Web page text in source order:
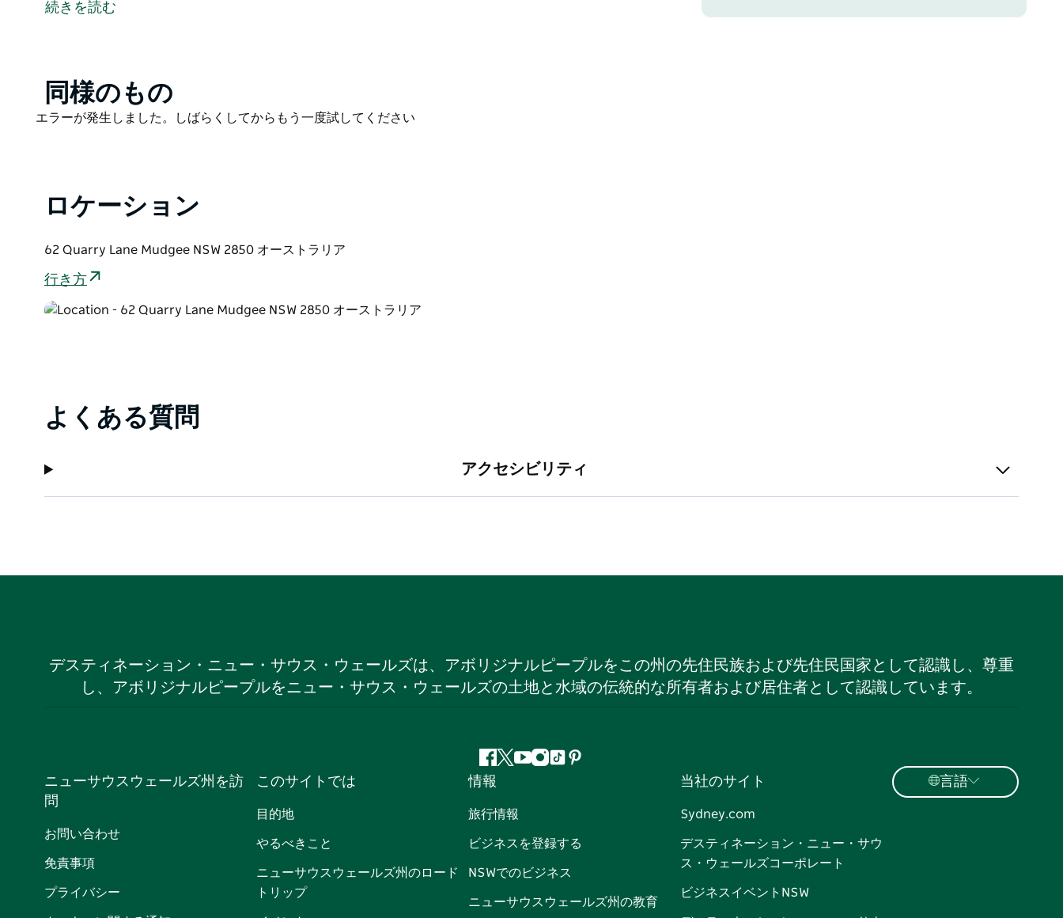
革新と伝統を核とし、常に限界に挑戦し続けています。一口ごとに家族経営の伝統を感じ、マッジー地
区の息を呑むようなパノラマビューを堪能し、ヴィンテージバイクの展示を見学し、セラードアでワイ
ロバート・スタイン・ワイナリーでワインの旅に参加しませんか。
続きを読む
Product
List
同様のもの
Product
エラーが発生しました。しばらくしてからもう一度試してください
ロケーション
62 Quarry Lane Mudgee NSW 2850 オーストラリア
行き方
よくある質問
アクセシビリティ
デスティネーション・ニュー・サウス・ウェールズは、アボリジナルピープルをこの州の先住民族および先住民国家として認識し、尊重
し、アボリジナルピープルをニュー・サウス・ウェールズの土地と水域の伝統的な所有者および居住者として認識しています。
フ
ェ
イ
ブ
ッ
ツ
ッ
ー
ユ
ー
ブ
イ
グ
ラ
テ
ト
ピ
ス
ニューサウスウェールズ州を訪
問
お問い合わせ
免責事項
プライバシー
このサイトでは
目的地
やるべきこと
ニューサウスウェールズ州のロード
トリップ
情報
旅行情報
ビジネスを登録する
NSWでのビジネス
ニューサウスウェールズ州の教育
当社のサイト
Sydney.com
デスティネーション・ニュー・サウ
ス・ウェールズコーポレート
ビジネスイベントNSW
言語